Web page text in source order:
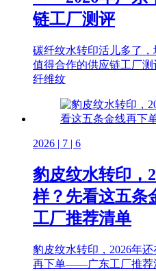
链工厂测评
碳纤纹水转印活儿多了
值得合作的供应链工厂
纤维纹
2026 | 7 | 6
豹皮纹水转印，
样？先看这五
工厂推荐清单
豹皮纹水转印，2026年
再下单——广东工厂推荐